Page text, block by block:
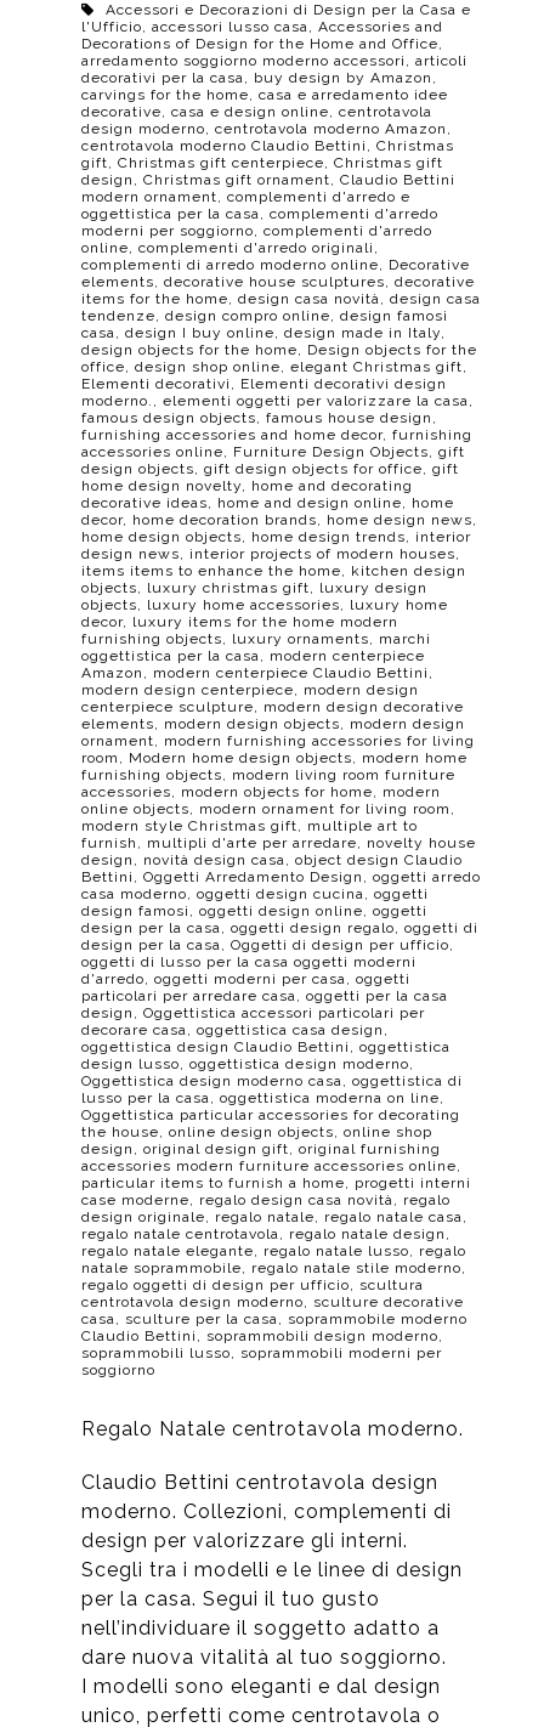
Accessori e Decorazioni di Design per la Casa e
l'Ufficio,accessori lusso casa,Accessories and
Decorations of Design for the Home and Office,
arredamento soggiorno moderno accessori ,articoli
decorativi per la casa, buy design by Amazon ,
carvings for the home,casa e arredamento idee
decorative,casa e design online,centrotavola
design moderno,centrotavola moderno Amazon ,
centrotavola moderno Claudio Bettini ,Christmas
gift,Christmas gift centerpiece,Christmas gift
design ,Christmas gift ornament,Claudio Bettini
modern ornament,complementi d'arredo e
oggettistica per la casa,complementi d'arredo
moderni per soggiorno,complementi d'arredo
online,complementi d'arredo originali ,
complementi di arredo moderno online, Decorative
elements,decorative house sculptures,decorative
items for the home,design casa novità,design casa
tendenze,design compro online,design famosi
casa,design I buy online,design made in Italy,
design objects for the home, Design objects for the
office,design shop online,elegant Christmas gift,
Elementi decorativi , Elementi decorativi design
moderno. ,elementi oggetti per valorizzare la casa,
famous design objects,famous house design ,
furnishing accessories and home decor,furnishing
accessories online, Furniture Design Objects,gift
design objects,gift design objects for office,gift
home design novelty, home and decorating
decorative ideas, home and design online, home
decor, home decoration brands, home design news,
home design objects, home design trends, interior
design news, interior projects of modern houses,
items items to enhance the home, kitchen design
objects, luxury christmas gift, luxury design
objects, luxury home accessories, luxury home
decor, luxury items for the home modern
furnishing objects, luxury ornaments, marchi
oggettistica per la casa, modern centerpiece
Amazon , modern centerpiece Claudio Bettini ,
modern design centerpiece, modern design
centerpiece sculpture, modern design decorative
elements, modern design objects, modern design
ornament, modern furnishing accessories for living
room , Modern home design objects, modern home
furnishing objects, modern living room furniture
accessories, modern objects for home, modern
online objects, modern ornament for living room ,
modern style Christmas gift, multiple art to
furnish , multipli d'arte per arredare, novelty house
design , novità design casa,object design Claudio
Bettini ,Oggetti Arredamento Design ,oggetti arredo
casa moderno,oggetti design cucina,oggetti
design famosi ,oggetti design online,oggetti
design per la casa,oggetti design regalo,oggetti di
design per la casa,Oggetti di design per ufficio,
oggetti di lusso per la casa oggetti moderni
d'arredo,oggetti moderni per casa,oggetti
particolari per arredare casa,oggetti per la casa
design ,Oggettistica accessori particolari per
decorare casa,oggettistica casa design ,
oggettistica design Claudio Bettini ,oggettistica
design lusso,oggettistica design moderno,
Oggettistica design moderno casa,oggettistica di
lusso per la casa,oggettistica moderna on line,
Oggettistica particular accessories for decorating
the house,online design objects,online shop
design ,original design gift,original furnishing
accessories modern furniture accessories online,
particular items to furnish a home, progetti interni
case moderne, regalo design casa novità, regalo
design originale, regalo natale, regalo natale casa,
regalo natale centrotavola, regalo natale design ,
regalo natale elegante, regalo natale lusso, regalo
natale soprammobile, regalo natale stile moderno,
regalo oggetti di design per ufficio, scultura
centrotavola design moderno, sculture decorative
casa, sculture per la casa, soprammobile moderno
Claudio Bettini , soprammobili design moderno,
soprammobili lusso, soprammobili moderni per
soggiorno
Regalo Natale centrotavola moderno.
Claudio Bettini centrotavola design
moderno. Collezioni, complementi di
design per valorizzare gli interni.
Scegli tra i modelli e le linee di design
per la casa. Segui il tuo gusto
nell’individuare il soggetto adatto a
dare nuova vitalità al tuo soggiorno.
I modelli sono eleganti e dal design
unico, perfetti come centrotavola o